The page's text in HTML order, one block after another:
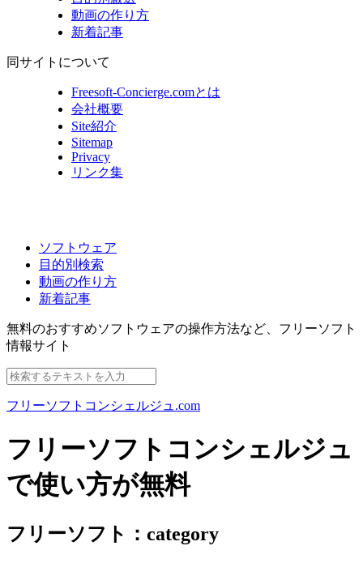
動画の作り方
新着記事
同サイトについて
Freesoft-Concierge.comとは
会社概要
Site紹介
Sitemap
Privacy
リンク集
ソフトウェア
目的別検索
動画の作り方
新着記事
無料のおすすめソフトウェアの操作方法など、 フリーソフト
情報サイト
フリーソフトコンシェルジュ.com
フリーソフトコンシェルジュ
で使い方が無料
フリーソフト：category